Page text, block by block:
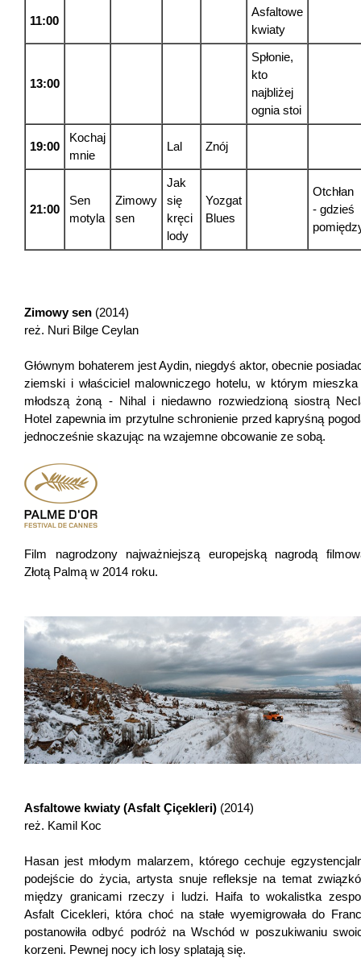
11:00
Asfaltowe
kwiaty
13:00
Spłonie,
kto
najbliżej
ognia stoi
19:00
Kochaj
mnie
Lal Znój
21:00
Sen
motyla
Zimowy
sen
Jak
się
kręci
lody
Yozgat
Blues
Otchłan
- gdzieś
Zimowy sen (2014)
reż. Nuri Bilge Ceylan
Głównym bohaterem jest Aydin, niegdyś aktor, obecnie
ziemski i właściciel malowniczego hotelu, w którym
młodszą żoną - Nihal i niedawno rozwiedzioną siostrą
Hotel zapewnia im przytulne schronienie przed kapryśną
jednocześnie skazując na wzajemne obcowanie ze sobą.
Film nagrodzony najważniejszą europejską nagrodą
Złotą Palmą w 2014 roku.
Asfaltowe kwiaty (Asfalt Çiçekleri) (2014)
reż. Kamil Koc
Hasan jest młodym malarzem, którego cechuje
podejście do życia, artysta snuje refleksje na temat
między granicami rzeczy i ludzi. Haifa to wokalistka
Asfalt Cicekleri, która choć na stałe wyemigrowała do
postanowiła odbyć podróż na Wschód w poszukiwaniu
korzeni. Pewnej nocy ich losy splatają się.